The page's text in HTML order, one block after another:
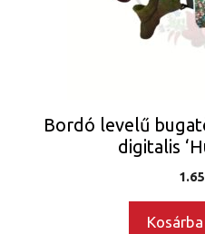
Bordó levelű
digitalis